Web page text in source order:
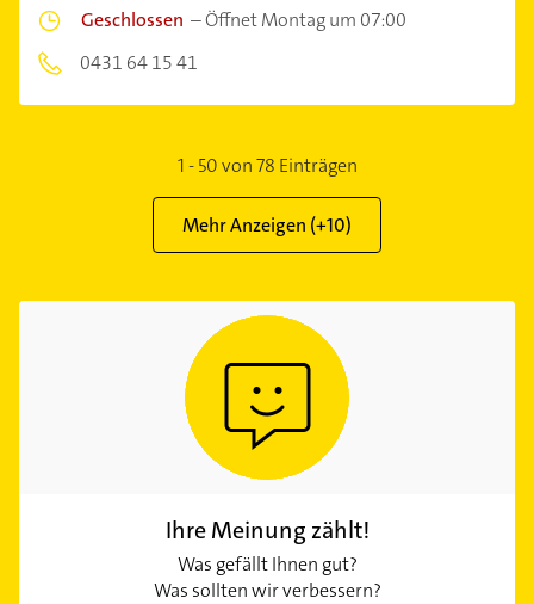
Geschlossen –Öffnet Montag um 07:00
0431 64 15 41
1-50von78 Einträgen
Mehr Anzeigen (+10)
Ihre Meinung zählt!
Was gefällt Ihnen gut?
Was sollten wir verbessern?